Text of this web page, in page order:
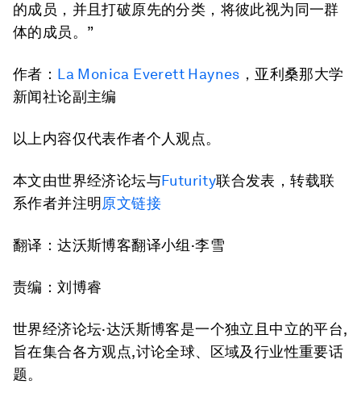
的成员，并且打破原先的分类，将彼此视为同一群
体的成员。”
作者： La Monica Everett Haynes ，亚利桑那大学
新闻社论副主编
以上内容仅代表作者个人观点。
本文由世界经济论坛与Futurity联合发表，转载联
系作者并注明 原文链接
翻译：达沃斯博客翻译小组·李雪
责编：刘博睿
世界经济论坛·达沃斯博客是一个独立且中立的平台,
旨在集合各方观点,讨论全球、区域及行业性重要话
题。